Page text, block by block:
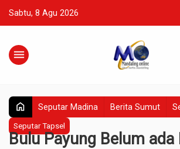
Sabtu, 8 Agu 2026
menu
home Seputar Madina Berita Sumut
Seputar Tapsel
Bulu Payung Belum